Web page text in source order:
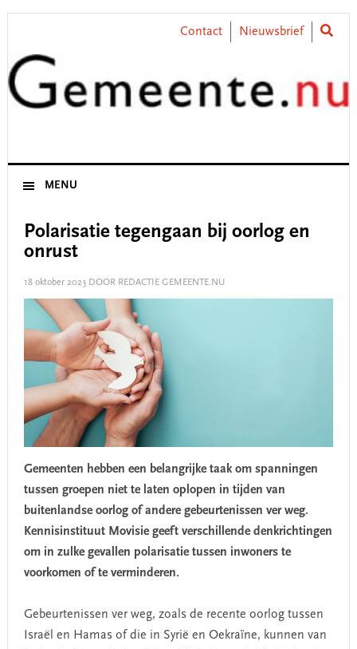
Skip
primary
navigation
Skip
content
Skip
primary
sidebar
Skip
footer
Contact Nieuwsbrief
MENU
Polarisatie tegengaan bij oorlog en
onrust
18 oktober 2023DOOR REDACTIE GEMEENTE.NU
Gemeenten hebben een belangrijke taak om spanningen
tussen groepen niet te laten oplopen in tijden van
buitenlandse oorlog of andere gebeurtenissen ver weg.
Kennisinstituut Movisie geeft verschillende denkrichtingen
om in zulke gevallen polarisatie tussen inwoners te
voorkomen of te verminderen.
Gebeurtenissen ver weg, zoals de recente oorlog tussen
Israël en Hamas of die in Syrië en Oekraïne, kunnen van